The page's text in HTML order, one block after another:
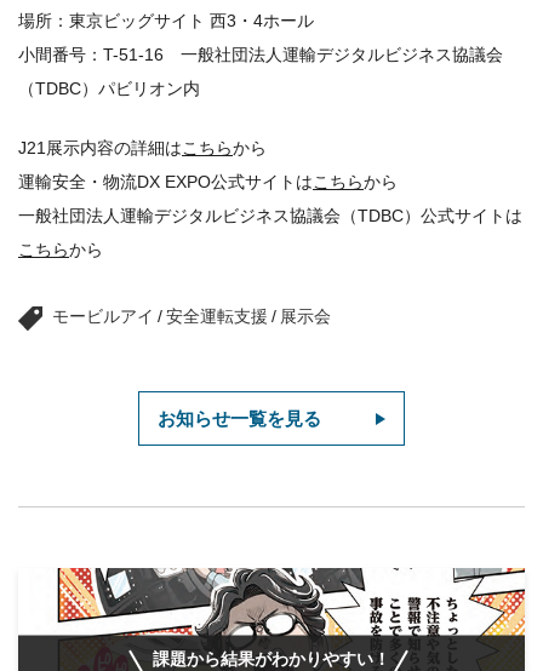
場所：東京ビッグサイト 西3・4ホール
小間番号：T-51-16 一般社団法人運輸デジタルビジネス協議会
（TDBC）パビリオン内
J21展示内容の詳細はこちらから
運輸安全・物流DX EXPO公式サイトはこちらから
一般社団法人運輸デジタルビジネス協議会（TDBC）公式サイトは
こちらから
モービルアイ /安全運転支援 / 展示会
お知らせ一覧を見る
課題から結果がわかりやすい！